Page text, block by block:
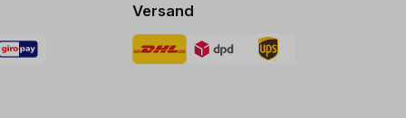
Versand